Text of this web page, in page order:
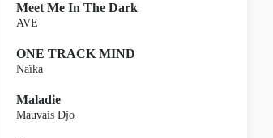
Meet Me In The Dark
AVE
ONE TRACK MIND
Naïka
Maladie
Mauvais Djo